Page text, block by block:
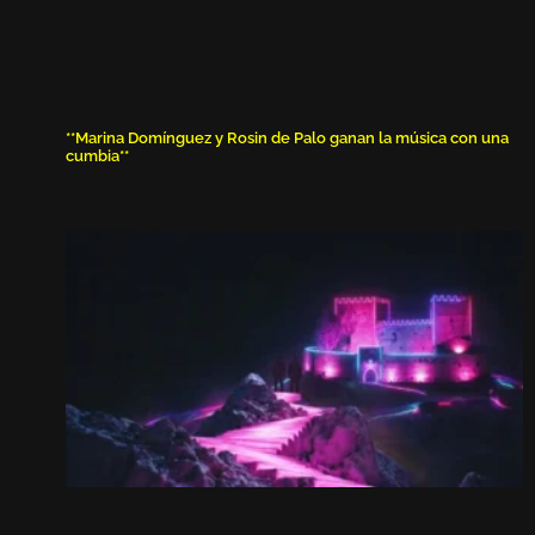
**Marina Domínguez y Rosin de Palo ganan la música con una
cumbia**